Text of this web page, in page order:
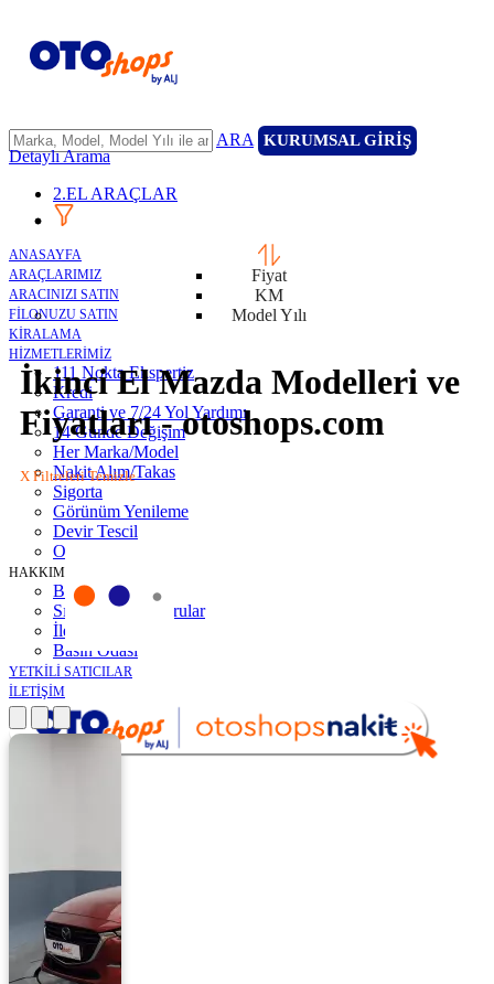
ARA KURUMSAL GİRİŞ
ANASAYFA
ARAÇLARIMIZ
ARACINIZI SATIN
FİLONUZU SATIN
KİRALAMA
HİZMETLERİMİZ
111 Nokta Ekspertiz
Kredi
Garanti ve 7/24 Yol Yardımı
14 Günde Değişim
Her Marka/Model
Nakit Alım/Takas
Sigorta
Görünüm Yenileme
Devir Tescil
Otoshops Mobil
HAKKIMIZDA
Biz Kimiz
Sıkça Sorulan Sorular
İletişim
Basın Odası
YETKİLİ SATICILAR
İLETİŞİM
Detaylı Arama
2.EL ARAÇLAR
Fiyat
KM
Model Yılı
İkinci El Mazda Modelleri ve
Fiyatları - otoshops.com
X Filtreleri Temizle